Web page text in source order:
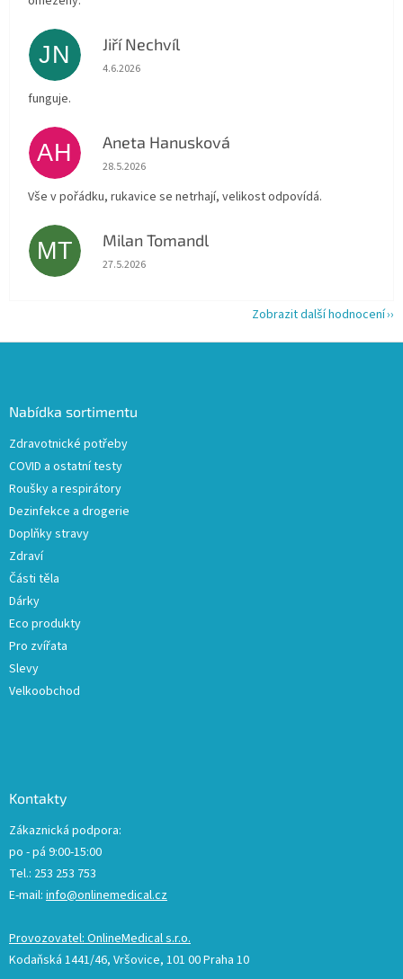
JN Jiří Nechvíl
Hodnocení obchodu je 5 z 5 hvězdiček.
4.6.2026
funguje.
AH Aneta Hanusková
Hodnocení obchodu je 5 z 5 hvězdiček.
28.5.2026
Vše v pořádku, rukavice se netrhají, velikost odpovídá.
MT Milan Tomandl
Hodnocení obchodu je 5 z 5 hvězdiček.
27.5.2026
Zobrazit další hodnocení
Nabídka sortimentu
Zdravotnické potřeby
COVID a ostatní testy
Roušky a respirátory
Dezinfekce a drogerie
Doplňky stravy
Zdraví
Části těla
Dárky
Eco produkty
Pro zvířata
Slevy
Velkoobchod
Kontakty
Zákaznická podpora:
po - pá 9:00-15:00
Tel.: 253 253 753
E-mail: info@onlinemedical.cz
Provozovatel: OnlineMedical s.r.o.
Kodaňská 1441/46, Vršovice, 101 00 Praha 10